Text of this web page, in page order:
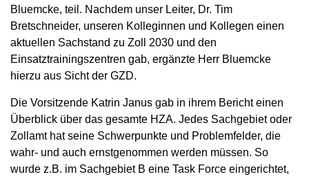
Bluemcke, teil. Nachdem unser Leiter, Dr. Tim
Bretschneider, unseren Kolleginnen und Kollegen einen
aktuellen Sachstand zu Zoll 2030 und den
Einsatztrainingszentren gab, ergänzte Herr Bluemcke
hierzu aus Sicht der GZD.
Die Vorsitzende Katrin Janus gab in ihrem Bericht einen
Überblick über das gesamte HZA. Jedes Sachgebiet oder
Zollamt hat seine Schwerpunkte und Problemfelder, die
wahr- und auch ernstgenommen werden müssen. So
wurde z.B. im Sachgebiet B eine Task Force eingerichtet,